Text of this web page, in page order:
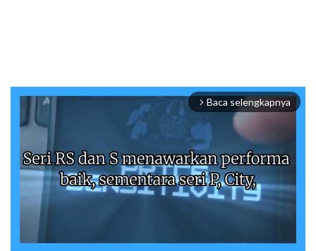
arrow_forward_ios Baca selengkapnya